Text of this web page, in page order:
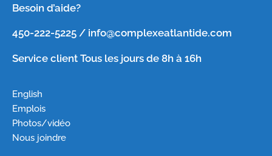
Besoin d’aide?
450-222-5225 / info@complexeatlantide.com
Service client Tous les jours de 8h à 16h
English
Emplois
Photos/vidéo
Nous joindre